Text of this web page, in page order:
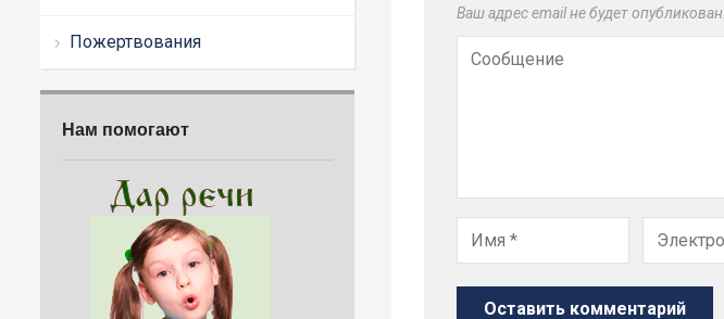
Пожертвования
Нам помогают
Ваш адрес email не будет опубликован.